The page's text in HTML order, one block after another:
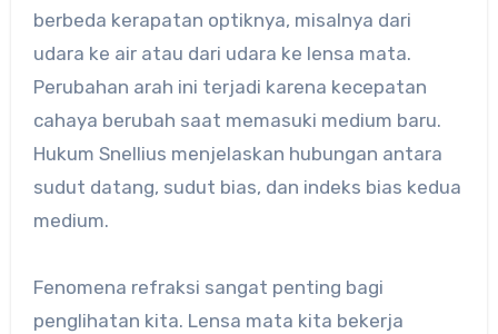
berbeda kerapatan optiknya, misalnya dari
udara ke air atau dari udara ke lensa mata.
Perubahan arah ini terjadi karena kecepatan
cahaya berubah saat memasuki medium baru.
Hukum Snellius menjelaskan hubungan antara
sudut datang, sudut bias, dan indeks bias kedua
medium.
Fenomena refraksi sangat penting bagi
penglihatan kita. Lensa mata kita bekerja